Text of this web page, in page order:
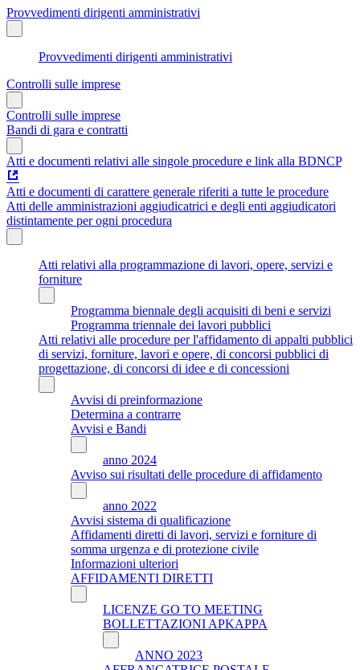
Provvedimenti dirigenti amministrativi
Provvedimenti dirigenti amministrativi
Controlli sulle imprese
Controlli sulle imprese
Bandi di gara e contratti
Atti e documenti relativi alle singole procedure e link alla BDNCP
Atti e documenti di carattere generale riferiti a tutte le procedure
Atti delle amministrazioni aggiudicatrici e degli enti aggiudicatori
distintamente per ogni procedura
Atti relativi alla programmazione di lavori, opere, servizi e
forniture
Programma biennale degli acquisiti di beni e servizi
Programma triennale dei lavori pubblici
Atti relativi alle procedure per l'affidamento di appalti pubblici
di servizi, forniture, lavori e opere, di concorsi pubblici di
progettazione, di concorsi di idee e di concessioni
Avvisi di preinformazione
Determina a contrarre
Avvisi e Bandi
anno 2024
Avviso sui risultati delle procedure di affidamento
anno 2022
Avvisi sistema di qualificazione
Affidamenti diretti di lavori, servizi e forniture di
somma urgenza e di protezione civile
Informazioni ulteriori
AFFIDAMENTI DIRETTI
LICENZE GO TO MEETING
BOLLETTAZIONI APKAPPA
ANNO 2023